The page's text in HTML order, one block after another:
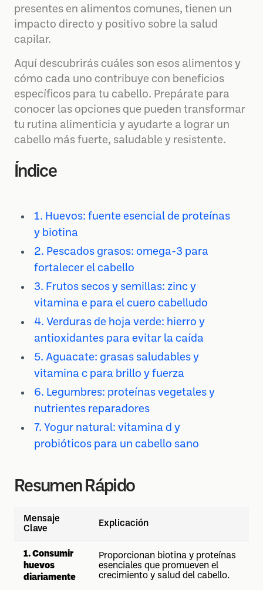
presentes en alimentos comunes, tienen un
impacto directo y positivo sobre la salud
capilar.
Aquí descubrirás cuáles son esos alimentos y
cómo cada uno contribuye con beneficios
específicos para tu cabello. Prepárate para
conocer las opciones que pueden transformar
tu rutina alimenticia y ayudarte a lograr un
cabello más fuerte, saludable y resistente.
Índice
1. Huevos: fuente esencial de proteínas
y biotina
2. Pescados grasos: omega-3 para
fortalecer el cabello
3. Frutos secos y semillas: zinc y
vitamina e para el cuero cabelludo
4. Verduras de hoja verde: hierro y
antioxidantes para evitar la caída
5. Aguacate: grasas saludables y
vitamina c para brillo y fuerza
6. Legumbres: proteínas vegetales y
nutrientes reparadores
7. Yogur natural: vitamina d y
probióticos para un cabello sano
Resumen Rápido
Mensaje
Clave
Explicación
1. Consumir
huevos
diariamente
Proporcionan biotina y proteínas
esenciales que promueven el
crecimiento y salud del cabello.